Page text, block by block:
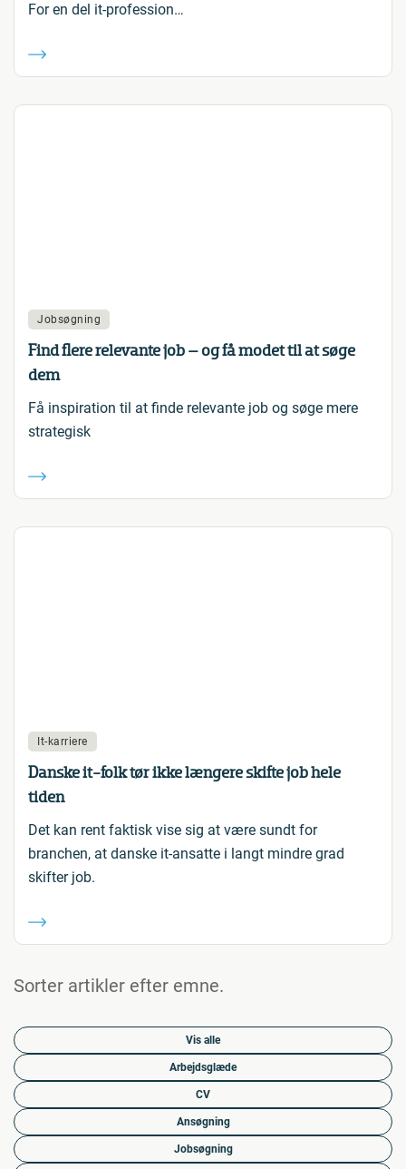
For en del it-profession…
Jobsøgning
Find flere relevante job – og få modet til at søge
dem
Få inspiration til at finde relevante job og søge mere
strategisk
It-karriere
Danske it-folk tør ikke længere skifte job hele
tiden
Det kan rent faktisk vise sig at være sundt for
branchen, at danske it-ansatte i langt mindre grad
skifter job.
Sorter artikler efter emne.
Vis alle
Arbejdsglæde
CV
Ansøgning
Jobsøgning